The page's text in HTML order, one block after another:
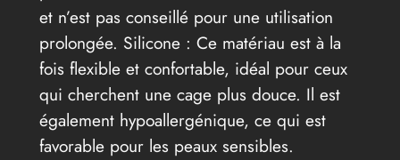
et n’est pas conseillé pour une utilisation
prolongée. Silicone : Ce matériau est à la
fois flexible et confortable, idéal pour ceux
qui cherchent une cage plus douce. Il est
également hypoallergénique, ce qui est
favorable pour les peaux sensibles.